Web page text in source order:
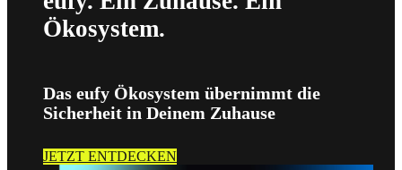
Ökosystem.
Das eufy Ökosystem übernimmt die
Sicherheit in Deinem Zuhause
JETZT ENTDECKEN